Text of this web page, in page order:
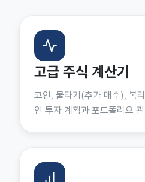
고급 주식 계산기
코인, 물타기(추가 매수), 복
인 투자 계획과 포트폴리오